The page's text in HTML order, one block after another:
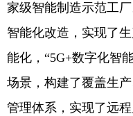
家级智能制造示范工
智能化改造，实现了
能化，“5G+数字化智
场景，构建了覆盖生
管理体系，实现了远